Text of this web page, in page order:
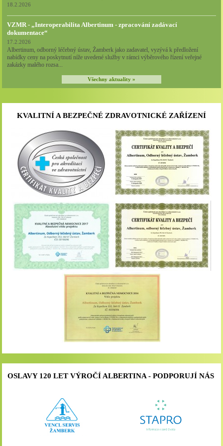
18.2.2026
VZMR - „Interoperabilita Albertinum - zpracování zadávací
dokumentace“
17.2.2026
Albertinum, odborný léčebný ústav, Žamberk jako zadavatel, vyzývá k předložení
nabídky ceny na poskytnutí níže uvedené služby v rámci výběrového řízení veřejné
zakázky malého rozsa...
Všechny aktuality »
KVALITNÍ A BEZPEČNÉ ZDRAVOTNICKÉ ZAŘÍZENÍ
OSLAVY 120 LET VÝROČÍ ALBERTINA - PODPORUJÍ NÁS